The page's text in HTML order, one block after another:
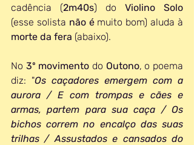
cadência (2m40s) do Violino Solo
(esse solista não é
morte da fera (abaixo).
No 3º movimento do Outono, o poema
diz: "Os caçadores emergem com a
aurora / E com trompas e cães e
armas, partem para sua caça / Os
bichos correm no encalço das suas
trilhas / Assustados e cansados do